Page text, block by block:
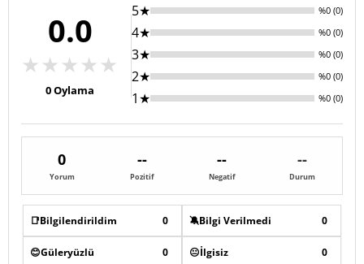
0.0
★★★★★
0Oylama
5★ %0 (0)
4★ %0 (0)
3★ %0 (0)
2★ %0 (0)
1★ %0 (0)
0
Yorum
--
Pozitif
--
Negatif
--
Durum
📑Bilgilendirildim 0 🔕Bilgi Verilmedi 0
😊Güleryüzlü 0 😐İlgisiz 0